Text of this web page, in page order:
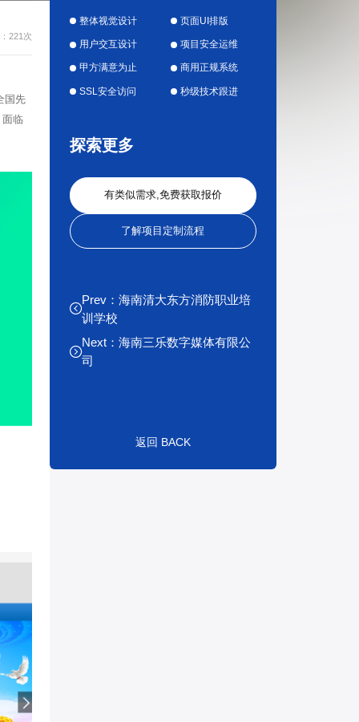
221次
国先
临
整体视觉设计 页面UI排版
用户交互设计 项目安全运维
甲方满意为止 商用正规系统
SSL安全访问 秒级技术跟进
探索更多
有类似需求,免费获取报价
了解项目定制流程
Prev：海南清大东方消防职业培
训学校
Next：海南三乐数字媒体有限公
司
返回 BACK